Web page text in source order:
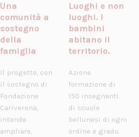
Una
comunità a
sostegno
della
famiglia
Il progetto, con
il sostegno di
Fondazione
Cariverona,
intende
ampliare,
Luoghi e non
luoghi. I
bambini
abitano il
territorio.
Azione
formazione di
150 insegnanti
di scuole
bellunesi di ogni
ordine e grado.